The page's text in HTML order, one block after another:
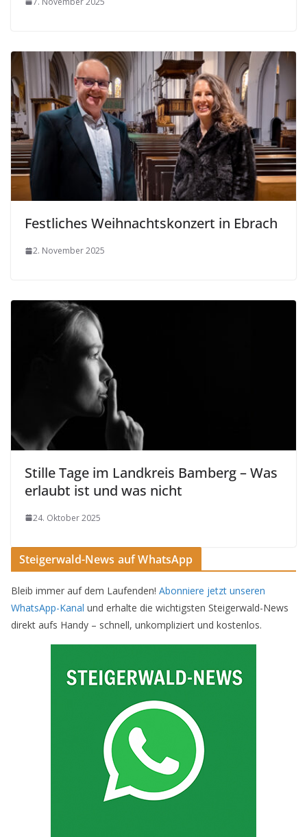
Festliches Weihnachtskonzert in Ebrach
2. November 2025
Stille Tage im Landkreis Bamberg – Was
erlaubt ist und was nicht
24. Oktober 2025
Steigerwald-News auf WhatsApp
Bleib immer auf dem Laufenden! Abonniere jetzt unseren
WhatsApp-Kanal und erhalte die wichtigsten Steigerwald-News
direkt aufs Handy – schnell, unkompliziert und kostenlos.